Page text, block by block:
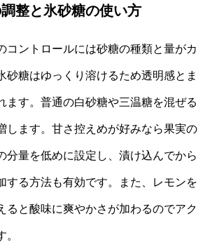
整と氷砂糖の使い方
コントロールには砂糖の種類と量がカ
砂糖はゆっくり溶けるため透明感とま
ます。普通の白砂糖や三温糖を混ぜる
します。甘さ控えめが好みなら果実の
分量を低めに設定し、漬け込んでから
する方法も有効です。また、レモンを
ると酸味に爽やかさが加わるのでアク